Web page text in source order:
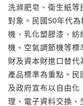
洗滌肥皂、衛生紙等
對象。民國50年代
機、乳化塑膠漆、紡
機、空氣調節機等標
財及資本財進口替
產品標準為重點。民
及政府宣布以自由
理、電子資料交換、